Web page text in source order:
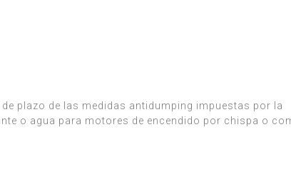
plazo de las medidas antidumping impuestas por la
o agua para motores de encendido por chispa o